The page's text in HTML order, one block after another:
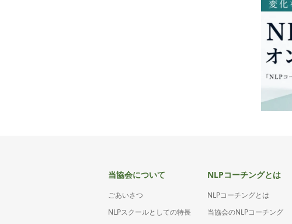
当協会について
ごあいさつ
NLPスクールとしての特長
NLPコーチングとは
NLPコーチングとは
当協会のNLPコーチング